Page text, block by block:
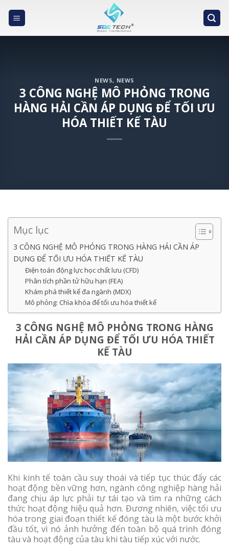
NEWS, NEWS
3 CÔNG NGHỆ MÔ PHỎNG TRONG
HÀNG HẢI CẦN ÁP DỤNG ĐỂ TỐI ƯU
HÓA THIẾT KẾ TÀU
Mục lục
3 CÔNG NGHỆ MÔ PHỎNG TRONG HÀNG HẢI CẦN ÁP
DỤNG ĐỂ TỐI ƯU HÓA THIẾT KẾ TÀU
Điện toán động lực học chất lưu (CFD)
Phân tích phần tử hữu hạn (FEA)
Khám phá thiết kế đa ngành (MDX)
Mô phỏng: Chìa khóa để tối ưu hóa thiết kế
3 CÔNG NGHỆ MÔ PHỎNG TRONG HÀNG
HẢI CẦN ÁP DỤNG ĐỂ TỐI ƯU HÓA THIẾT
KẾ TÀU
Khi kinh tế toàn cầu suy thoái và tiếp tục thúc đẩy các
hoạt động bền vững hơn, ngành công nghiệp hàng hải
đang chịu áp lực phải tự tái tạo và tìm ra những cách
thức hoạt động hiệu quả hơn. Đương nhiên, việc tối ưu
hóa trong giai đoạn thiết kế đóng tàu là một bước khởi
đầu tốt, vì nó ảnh hưởng đến toàn bộ quá trình đóng
tàu và hoạt động của tàu khi tàu tiếp xúc với nước.